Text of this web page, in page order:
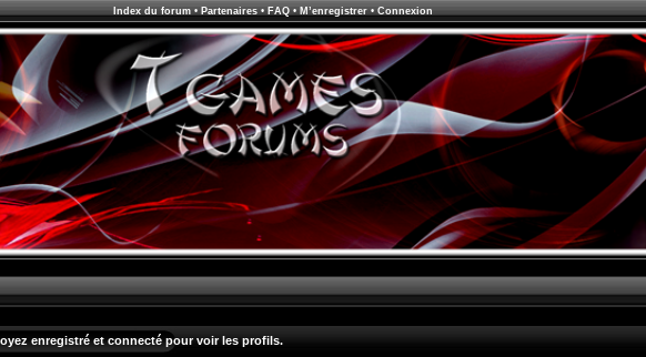
Index du forum• Partenaires• FAQ• M’enregistrer• Connexion
enregistré et connecté pour voir les profils.